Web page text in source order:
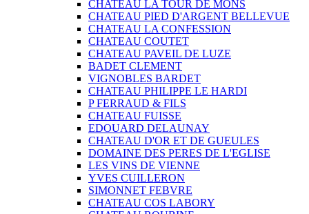
CHATEAU LA TOUR DE MONS
CHATEAU PIED D'ARGENT BELLEVUE
CHATEAU LA CONFESSION
CHATEAU COUTET
CHATEAU PAVEIL DE LUZE
BADET CLEMENT
VIGNOBLES BARDET
CHATEAU PHILIPPE LE HARDI
P FERRAUD & FILS
CHATEAU FUISSE
EDOUARD DELAUNAY
CHATEAU D'OR ET DE GUEULES
DOMAINE DES PERES DE L'EGLISE
LES VINS DE VIENNE
YVES CUILLERON
SIMONNET FEBVRE
CHATEAU COS LABORY